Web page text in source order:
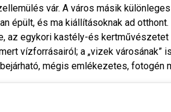
vár. A város másik
épült, és ma kiállításoknak ad
az egykori kastély-és
vízforrásairól; a „vizek
mégis emlékezetes, fotogén